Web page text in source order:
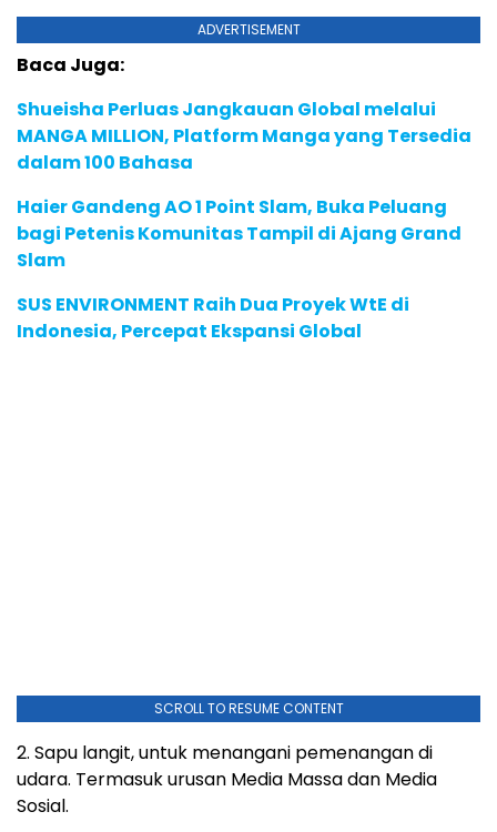
ADVERTISEMENT
Baca Juga:
Shueisha Perluas Jangkauan Global melalui
MANGA MILLION, Platform Manga yang Tersedia
dalam 100 Bahasa
Haier Gandeng AO 1 Point Slam, Buka Peluang
bagi Petenis Komunitas Tampil di Ajang Grand
Slam
SUS ENVIRONMENT Raih Dua Proyek WtE di
Indonesia, Percepat Ekspansi Global
SCROLL TO RESUME CONTENT
2. Sapu langit, untuk menangani pemenangan di
udara. Termasuk urusan Media Massa dan Media
Sosial.